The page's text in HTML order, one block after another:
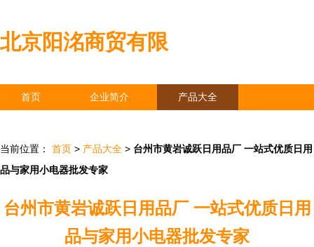
北京阳洺商贸有限
首页 企业简介 产品大全
当前位置： 首页 > 产品大全 > 台州市黄岩诚跃日用品厂 一站式优质日用
品与家用小电器批发专家
台州市黄岩诚跃日用品厂 一站式优质日用
品与家用小电器批发专家